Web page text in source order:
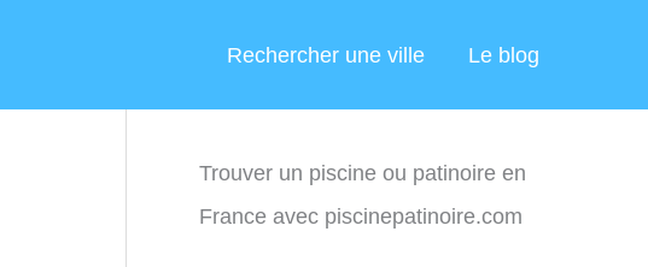
Rechercher une ville Le blog
Trouver un piscine ou patinoire en
France avec piscinepatinoire.com